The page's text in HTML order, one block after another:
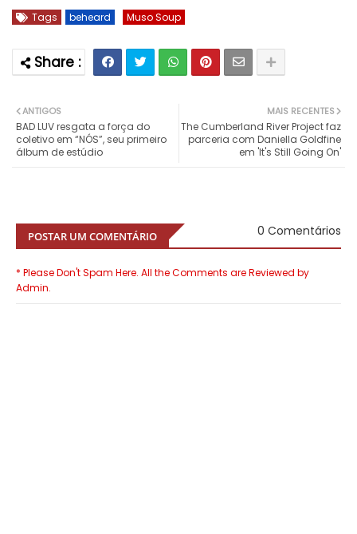
Tags beheard Muso Soup
MAIS RECENTES
The Cumberland River Project faz
parceria com Daniella Goldfine
em 'It's Still Going On'
ANTIGOS
BAD LUV resgata a força do
coletivo em “NÓS”, seu primeiro
álbum de estúdio
POSTAR UM COMENTÁRIO 0 Comentários
* Please Don't Spam Here. All the Comments are Reviewed by
Admin.